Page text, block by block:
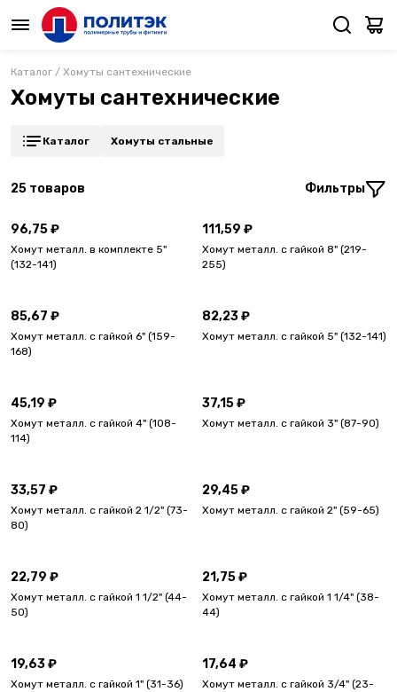
Каталог / Хомуты сантехнические
Хомуты сантехнические
Каталог Хомуты стальные
25 товаров Фильтры
96,75 ₽
Хомут металл. в комплекте 5"
(132-141)
111,59 ₽
Хомут металл. с гайкой 8" (219-
255)
85,67 ₽
Хомут металл. с гайкой 6" (159-
168)
82,23 ₽
Хомут металл. с гайкой 5" (132-141)
45,19 ₽
Хомут металл. с гайкой 4" (108-
114)
37,15 ₽
Хомут металл. с гайкой 3" (87-90)
33,57 ₽
Хомут металл. с гайкой 2 1/2" (73-
80)
29,45 ₽
Хомут металл. с гайкой 2" (59-65)
22,79 ₽
Хомут металл. с гайкой 1 1/2" (44-
50)
21,75 ₽
Хомут металл. с гайкой 1 1/4" (38-
44)
19,63 ₽
Хомут металл. с гайкой 1" (31-36)
17,64 ₽
Хомут металл. с гайкой 3/4" (23-